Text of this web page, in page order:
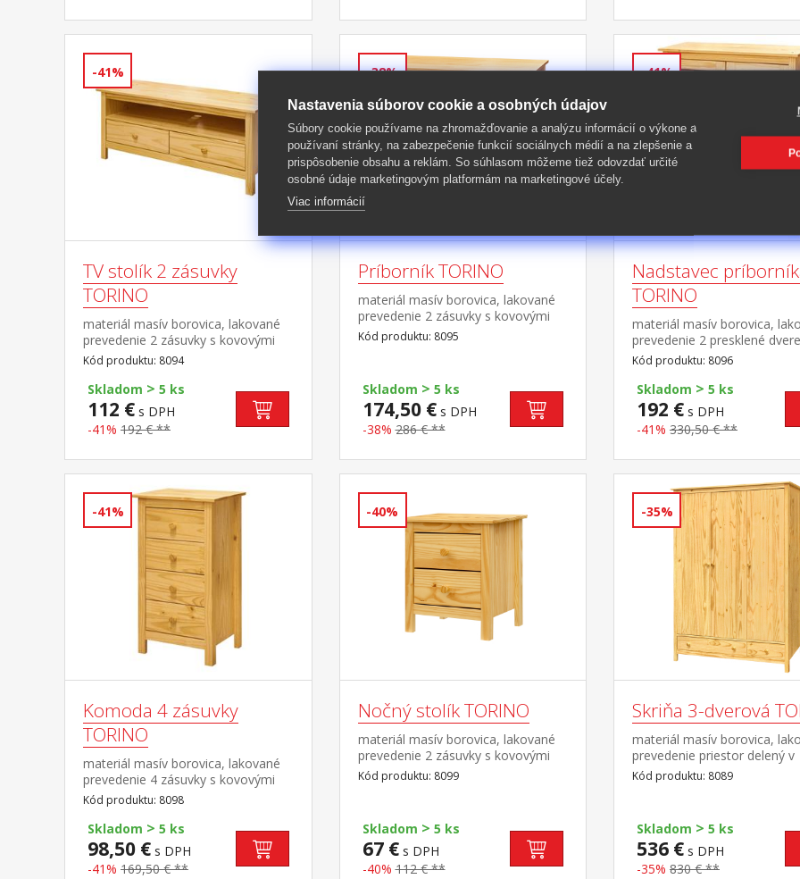
-41%
TV stolík 2 zásuvky
TORINO
materiál masív borovica, lakované
prevedenie 2 zásuvky s kovovými
pojazdmi, 1 polica
Kód produktu: 8094
Skladom > 5 ks
112 € s DPH
-41% 192 € **
-38%
Príborník TORINO
materiál masív borovica, lakované
prevedenie 2 zásuvky s kovovými
pojazdmi, 2 plné dvere, 1
polica vhodný doplnok nadstavec
Kód produktu: 8095
Skladom > 5 ks
174,50 €s DPH
-38% 286 € **
-41%
Nadstavec
TORINO
materiál masív borovica,
prevedenie 2 presklené
polica nadstavec príborníka
Kód produktu: 8096
Skladom > 5 ks
192 € s DPH
-41% 330,50 € **
-41%
Komoda 4 zásuvky
TORINO
materiál masív borovica, lakované
prevedenie 4 zásuvky s kovovými
pojazdmi
Kód produktu: 8098
Skladom > 5 ks
98,50 € s DPH
-41% 169,50 € **
-40%
Nočný stolík TORINO
materiál masív borovica, lakované
prevedenie 2 zásuvky s kovovými
pojazdmi
Kód produktu: 8099
Skladom > 5 ks
67 €s DPH
-40% 112 € **
-35%
Skriňa 3-dverová
materiál masív borovica,
prevedenie priestor delený v
pomere 2:1 širšia časť
a polica, užšia časť 3 police v
pojazdmi odporúčaný
8189
Kód produktu: 8089
Skladom > 5 ks
536 € s DPH
-35% 830 € **
Nastavenia súborov cookie a osobných údajov
Súbory cookie používame na zhromažďovanie a analýzu informácií o výkone a
používaní stránky, na zabezpečenie funkcií sociálnych médií a na zlepšenie a
prispôsobenie obsahu a reklám. So súhlasom môžeme tiež odovzdať určité
osobné údaje marketingovým platformám na marketingové účely.
Viac informácií